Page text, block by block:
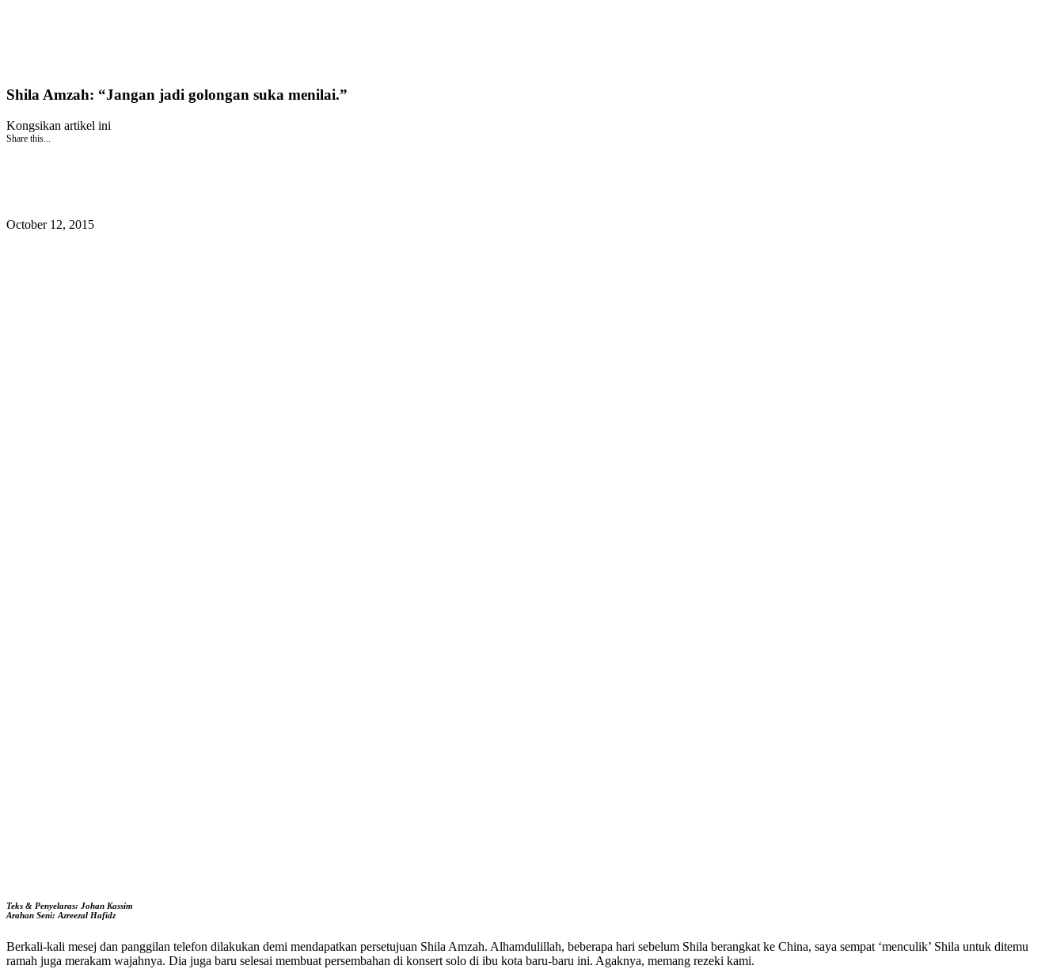
Shila Amzah: “Jangan jadi golongan suka menilai.”
Kongsikan artikel ini
Share this...
October 12, 2015
Teks & Penyelaras: Johan Kassim
Arahan Seni: Azreezal Hafidz
Berkali-kali mesej dan panggilan telefon dilakukan demi mendapatkan persetujuan Shila Amzah. Alhamdulillah, beberapa hari sebelum Shila berangkat ke China, saya sempat ‘menculik’ Shila untuk ditemu
ramah juga merakam wajahnya. Dia juga baru selesai membuat persembahan di konsert solo di ibu kota baru-baru ini. Agaknya, memang rezeki kami.